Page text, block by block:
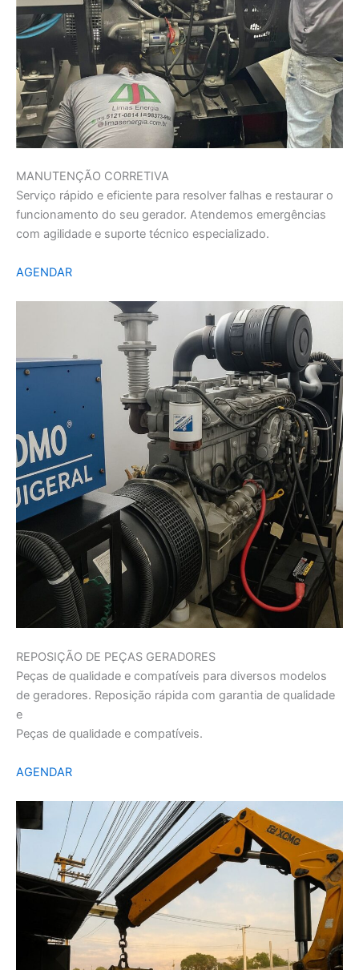
MANUTENÇÃO CORRETIVA
Serviço rápido e eficiente para resolver falhas e restaurar o
funcionamento do seu gerador. Atendemos emergências
com agilidade e suporte técnico especializado.
AGENDAR
REPOSIÇÃO DE PEÇAS GERADORES
Peças de qualidade e compatíveis para diversos modelos
de geradores. Reposição rápida com garantia de qualidade
e
Peças de qualidade e compatíveis.
AGENDAR